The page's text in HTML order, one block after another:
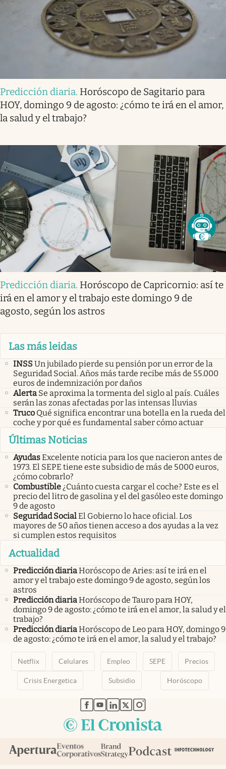
Predicción diaria. Horóscopo de Sagitario para
HOY, domingo 9 de agosto: ¿cómo te irá en el amor,
la salud y el trabajo?
Predicción diaria. Horóscopo de Capricornio: así te
irá en el amor y el trabajo este domingo 9 de
agosto, según los astros
Las más leidas
INSSUn jubilado pierde su pensión por un error de la
Seguridad Social. Años más tarde recibe más de 55.000
euros de indemnización por daños
Alerta Se aproxima la tormenta del siglo al país. Cuáles
serán las zonas afectadas por las intensas lluvias
Truco Qué significa encontrar una botella en la rueda del
coche y por qué es fundamental saber cómo actuar
Últimas Noticias
AyudasExcelente noticia para los que nacieron antes de
1973. El SEPE tiene este subsidio de más de 5000 euros,
¿cómo cobrarlo?
Combustible¿Cuánto cuesta cargar el coche? Este es el
precio del litro de gasolina y el del gasóleo este domingo
9 de agosto
Seguridad SocialEl Gobierno lo hace oficial. Los
mayores de 50 años tienen acceso a dos ayudas a la vez
si cumplen estos requisitos
Actualidad
Predicción diariaHoróscopo de Aries: así te irá en el
amor y el trabajo este domingo 9 de agosto, según los
astros
Predicción diariaHoróscopo de Tauro para HOY,
domingo 9 de agosto: ¿cómo te irá en el amor, la salud y el
trabajo?
Predicción diariaHoróscopo de Leo para HOY, domingo 9
de agosto: ¿cómo te irá en el amor, la salud y el trabajo?
Netflix Celulares Empleo SEPE Precios
Crisis Energetica Subsidio Horóscopo
abre en nueva pestaña
abre en nueva pestaña
abre en nueva pestaña
abre en nueva pestaña
abre en nueva pestaña